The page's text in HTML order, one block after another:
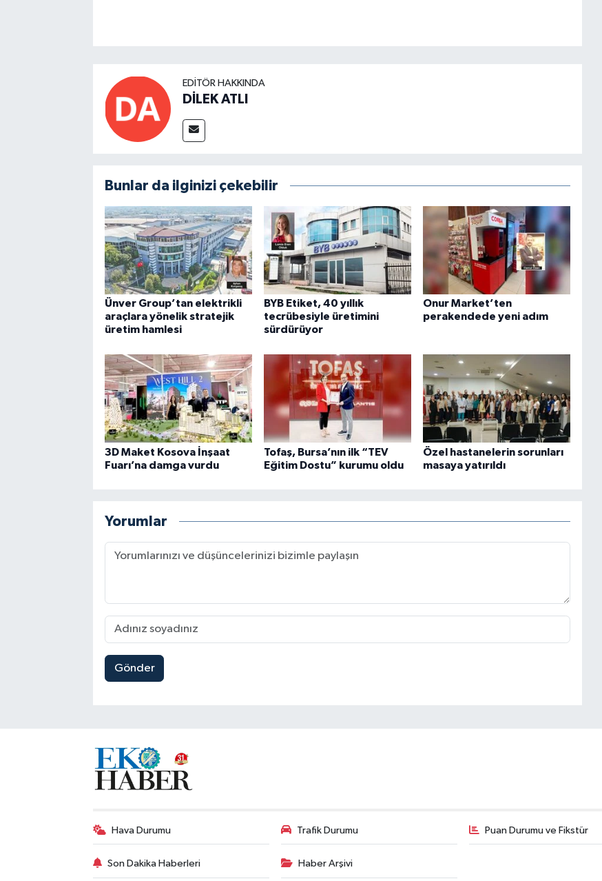
EDITÖR HAKKINDA
DİLEK ATLI
Bunlar da ilginizi çekebilir
Ünver Group’tan elektrikli
araçlara yönelik stratejik
üretim hamlesi
BYB Etiket, 40 yıllık
tecrübesiyle üretimini
sürdürüyor
Onur Market’ten
perakendede yeni adım
3D Maket Kosova İnşaat
Fuarı’na damga vurdu
Tofaş, Bursa’nın ilk “TEV
Eğitim Dostu” kurumu oldu
Özel hastanelerin sorunları
masaya yatırıldı
Yorumlar
Gönder
Hava Durumu Trafik Durumu Puan Durumu ve Fikstür
Son Dakika Haberleri Haber Arşivi